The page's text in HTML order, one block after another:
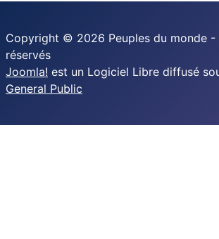
Copyright © 2026 Peuples du monde -
réservés
Joomla! est un Logiciel Libre diffusé
General Public